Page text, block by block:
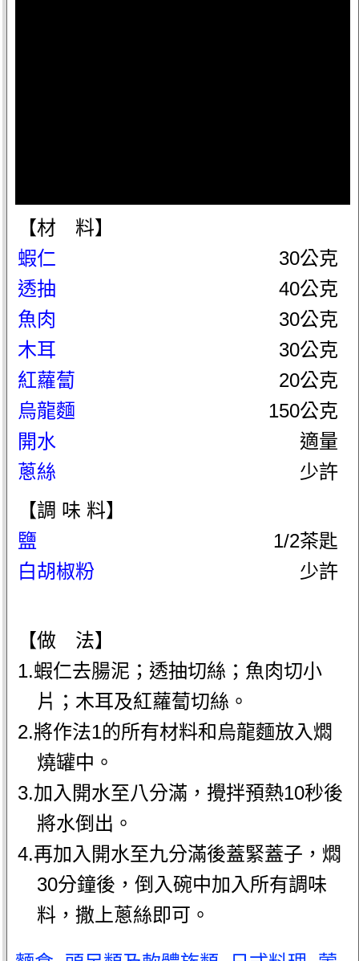
【材 料】
蝦仁
30公克
透抽
40公克
魚肉
30公克
木耳
30公克
紅蘿蔔
20公克
烏龍麵
150公克
開水
適量
蔥絲
少許
【調 味 料】
鹽
1/2茶匙
白胡椒粉
少許
【做 法】
1.蝦仁去腸泥；透抽切絲；魚肉切小
片；木耳及紅蘿蔔切絲。
2.將作法1的所有材料和烏龍麵放入燜
燒罐中。
3.加入開水至八分滿，攪拌預熱10秒後
將水倒出。
4.再加入開水至九分滿後蓋緊蓋子，燜
30分鐘後，倒入碗中加入所有調味
料，撒上蔥絲即可。